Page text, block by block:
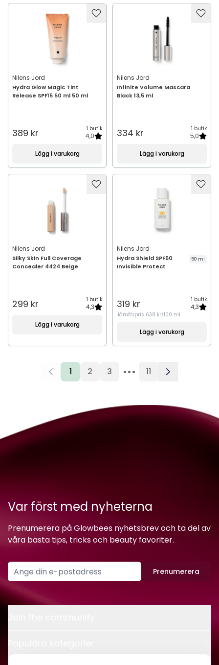
Nilens Jord
Hydra Glow Magic Tint
Release SPF15 50 ml 50 ml
389 kr 1 butik
4,0
Lägg i varukorg
Nilens Jord
Infinite Volume Mascara
Black 13,5 ml
334 kr 1 butik
5,0
Lägg i varukorg
Nilens Jord
Silky Skin Full Coverage
Concealer 4424 Beige
299 kr 1 butik
4,3
Lägg i varukorg
Nilens Jord
Hydra Shield SPF50
Invisible Protect
50 ml
319 kr 1 butik
4,3
Jämförpris 638 kr/100 ml
Lägg i varukorg
1 2 3 ••• 11
Var först med nyheterna
Prenumerera på Glowbees nyhetsbrev och ta del av
våra bästa tips, tricks och beauty favoriter.
Prenumerera